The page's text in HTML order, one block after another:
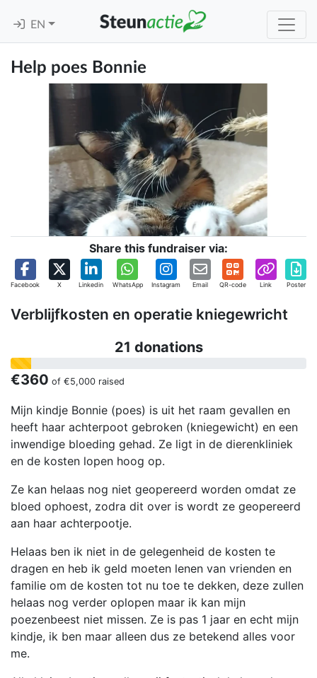
EN
Help poes Bonnie
Share this fundraiser via:
Facebook X Linkedin WhatsApp Instagram Email QR-code Link Poster
Verblijfkosten en operatie kniegewricht
21 donations
€360 of €5,000 raised
Mijn kindje Bonnie (poes) is uit het raam gevallen en
heeft haar achterpoot gebroken (kniegewicht) en een
inwendige bloeding gehad. Ze ligt in de dierenkliniek
en de kosten lopen hoog op.
Ze kan helaas nog niet geopereerd worden omdat ze
bloed ophoest, zodra dit over is wordt ze geopereerd
aan haar achterpootje.
Helaas ben ik niet in de gelegenheid de kosten te
dragen en heb ik geld moeten lenen van vrienden en
familie om de kosten tot nu toe te dekken, deze zullen
helaas nog verder oplopen maar ik kan mijn
poezenbeest niet missen. Ze is pas 1 jaar en echt mijn
kindje, ik ben maar alleen dus ze betekend alles voor
me.